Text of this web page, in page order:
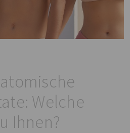
Welche
Ihnen?